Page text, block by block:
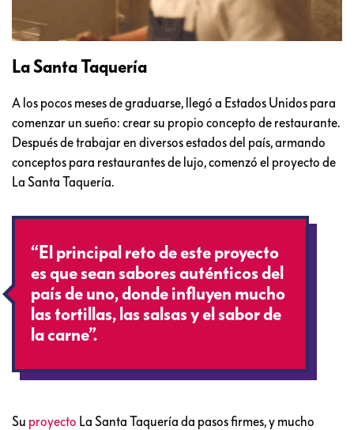
La Santa Taquería
A los pocos meses de graduarse, llegó a Estados Unidos para
comenzar un sueño: crear su propio concepto de restaurante.
Después de trabajar en diversos estados del país, armando
conceptos para restaurantes de lujo, comenzó el proyecto de
La Santa Taquería.
“El principal reto de este proyecto
es que sean sabores auténticos del
país de uno, donde influyen mucho
las tortillas, las salsas y el sabor de
la carne”.
Su proyecto La Santa Taquería da pasos firmes, y mucho